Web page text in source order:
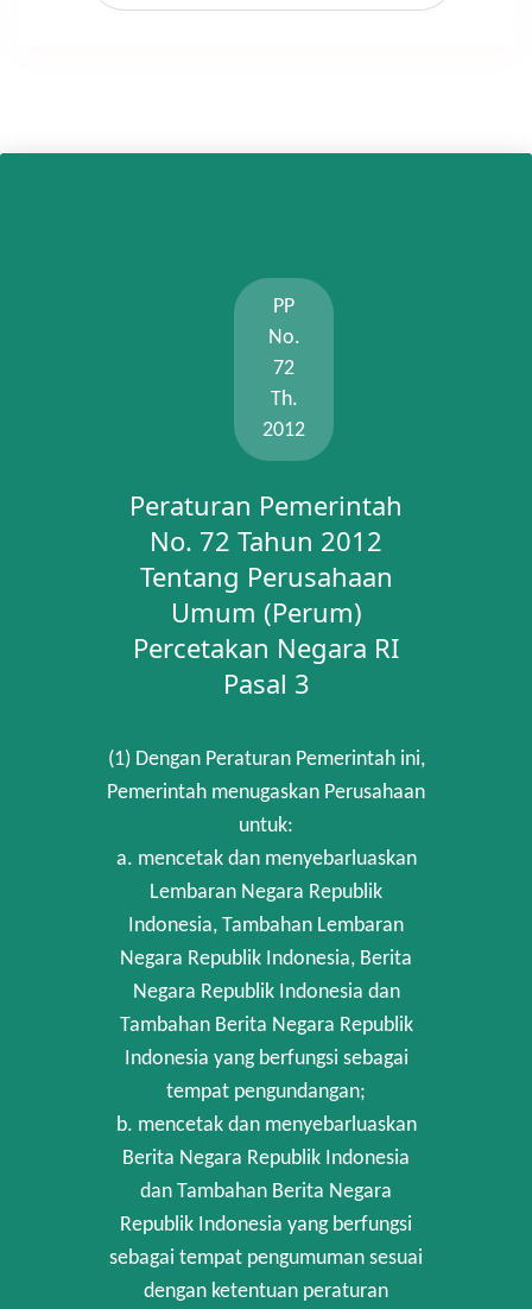
PP
No.
72
Th.
2012
Peraturan Pemerintah
No. 72 Tahun 2012
Tentang Perusahaan
Umum (Perum)
Percetakan Negara RI
Pasal 3
(1) Dengan Peraturan Pemerintah ini,
Pemerintah menugaskan Perusahaan
untuk:
a. mencetak dan menyebarluaskan
Lembaran Negara Republik
Indonesia, Tambahan Lembaran
Negara Republik Indonesia, Berita
Negara Republik Indonesia dan
Tambahan Berita Negara Republik
Indonesia yang berfungsi sebagai
tempat pengundangan;
b. mencetak dan menyebarluaskan
Berita Negara Republik Indonesia
dan Tambahan Berita Negara
Republik Indonesia yang berfungsi
sebagai tempat pengumuman sesuai
dengan ketentuan peraturan